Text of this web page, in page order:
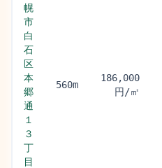
幌
市
白
石
区
本
郷
通
１
３
丁
目
560m
186,000
円/㎡